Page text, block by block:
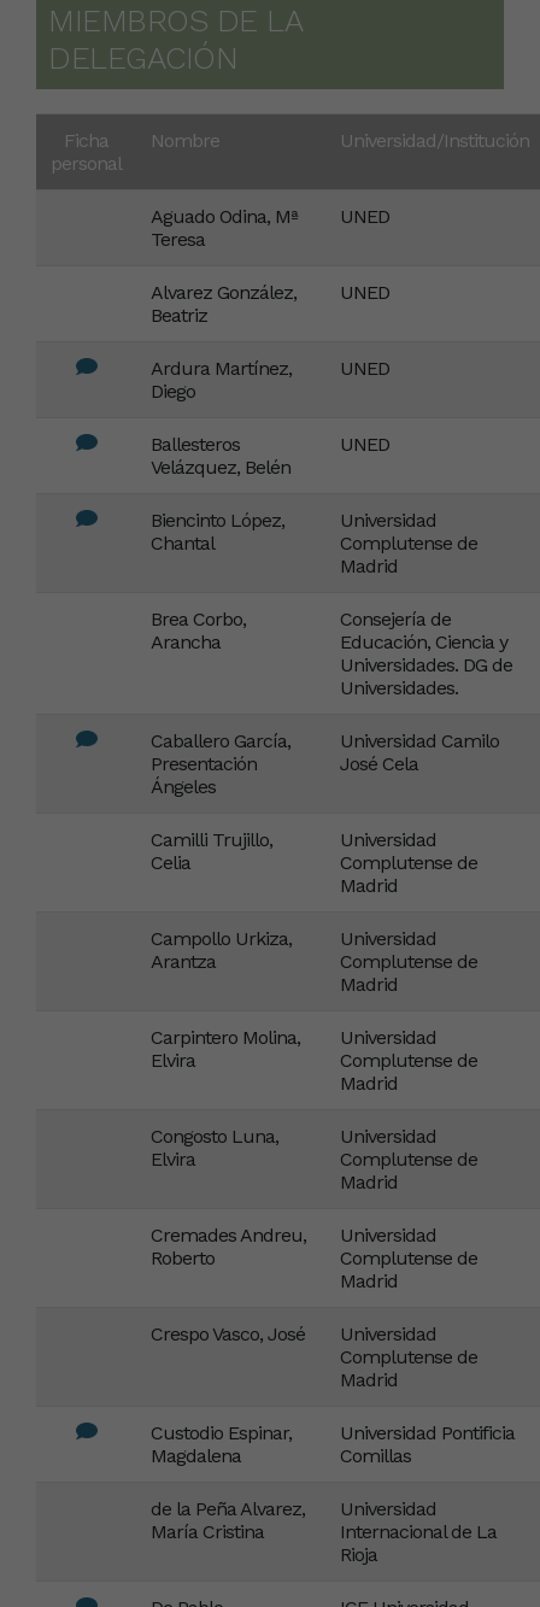
MIEMBROS DE LA
DELEGACIÓN
Ficha
personal
Nombre Universidad/Institución
Aguado Odina, Mª
Teresa
UNED
Alvarez González,
Beatriz
UNED
Ardura Martínez,
Diego
UNED
Ballesteros
Velázquez, Belén
UNED
Biencinto López,
Chantal
Universidad
Complutense de
Madrid
Brea Corbo,
Arancha
Consejería de
Educación, Ciencia y
Universidades. DG de
Universidades.
Caballero García,
Presentación
Ángeles
Universidad Camilo
José Cela
Camilli Trujillo,
Celia
Universidad
Complutense de
Madrid
Campollo Urkiza,
Arantza
Universidad
Complutense de
Madrid
Carpintero Molina,
Elvira
Universidad
Complutense de
Madrid
Congosto Luna,
Elvira
Universidad
Complutense de
Madrid
Cremades Andreu,
Roberto
Universidad
Complutense de
Madrid
Crespo Vasco, José
Universidad
Complutense de
Madrid
Custodio Espinar,
Magdalena
Universidad Pontificia
Comillas
de la Peña Alvarez,
María Cristina
Universidad
Internacional de La
Rioja